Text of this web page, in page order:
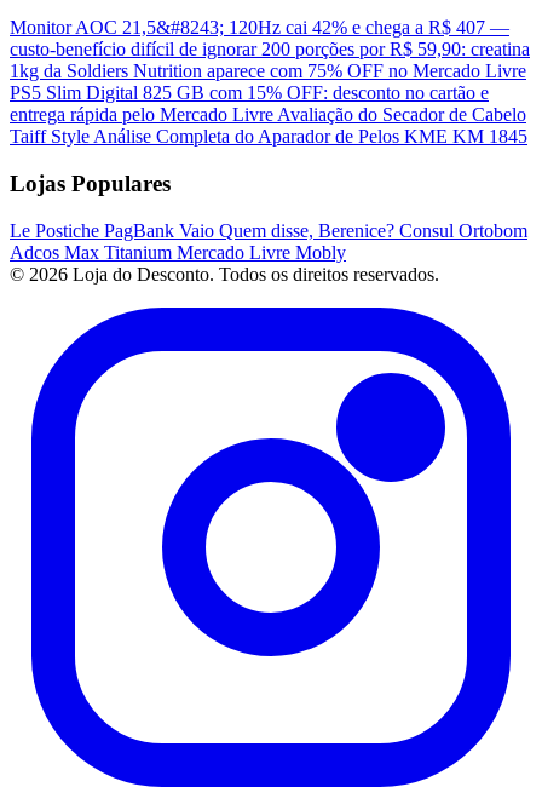
Monitor AOC 21,5&#8243; 120Hz cai 42% e chega a R$ 407 —
custo-benefício difícil de ignorar200 porções por R$ 59,90: creatina
1kg da Soldiers Nutrition aparece com 75% OFF no Mercado Livre
PS5 Slim Digital 825 GB com 15% OFF: desconto no cartão e
entrega rápida pelo Mercado LivreAvaliação do Secador de Cabelo
Taiff StyleAnálise Completa do Aparador de Pelos KME KM 1845
Lojas Populares
Le Postiche PagBank Vaio Quem disse, Berenice? Consul Ortobom
Adcos Max Titanium Mercado Livre Mobly
© 2026 Loja do Desconto. Todos os direitos reservados.